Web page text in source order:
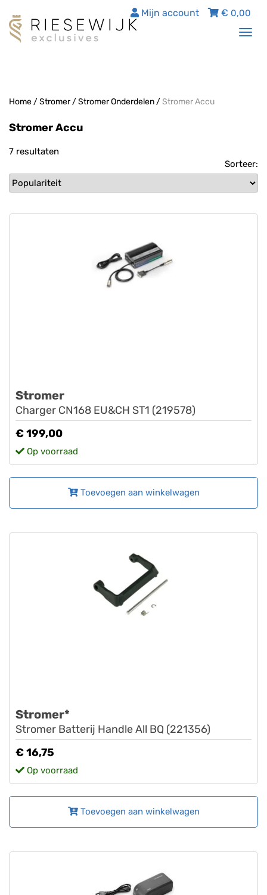
€ 0,00
Mijn account
Home/Stromer/Stromer Onderdelen/Stromer Accu
Stromer Accu
7 resultaten
Sorteer:
Stromer
Charger CN168 EU&CH ST1 (219578)
€ 199,00
Op voorraad
Toevoegen aan winkelwagen
Stromer*
Stromer Batterij Handle All BQ (221356)
€ 16,75
Op voorraad
Toevoegen aan winkelwagen